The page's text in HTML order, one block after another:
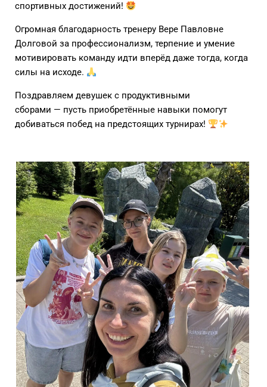
спортивных достижений!
Огромная благодарность тренеру Вере Павловне
Долговой за профессионализм, терпение и умение
мотивировать команду идти вперёд даже тогда, когда
силы на исходе.
Поздравляем девушек с продуктивными
сборами — пусть приобретённые навыки помогут
добиваться побед на предстоящих турнирах!